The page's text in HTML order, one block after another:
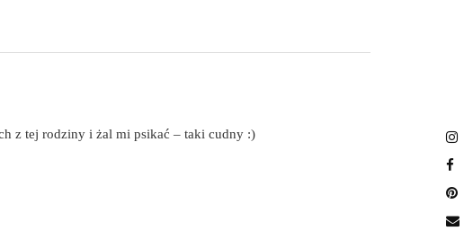
z tej rodziny i żal mi psikać – taki cudny :)